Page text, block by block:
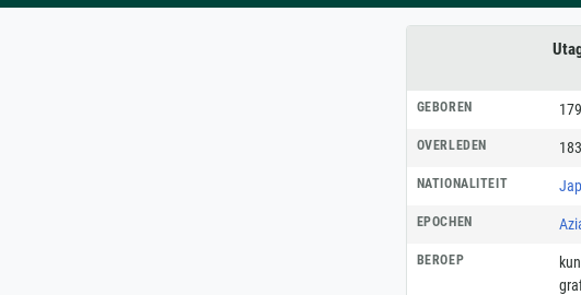
GEBOREN
OVERLEDEN
NATIONALITEIT
EPOCHEN
BEROEP